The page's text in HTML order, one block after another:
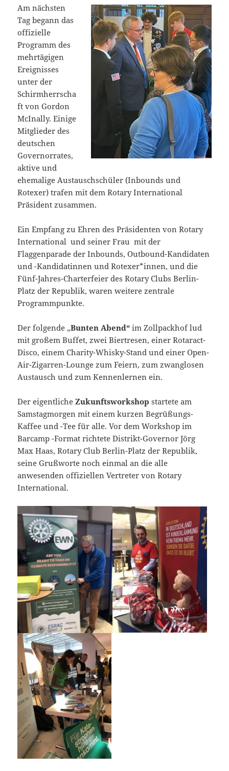
Am nächsten
Tag begann das
offizielle
Programm des
mehrtägigen
Ereignisses
unter der
Schirmherrscha
ft von Gordon
McInally. Einige
Mitglieder des
deutschen
Governorrates,
aktive und
ehemalige Austauschschüler (Inbounds und
Rotexer) trafen mit dem Rotary International
Präsident zusammen.
Ein Empfang zu Ehren des Präsidenten von Rotary
International und seiner Frau mit der
Flaggenparade der Inbounds, Outbound-Kandidaten
und -Kandidatinnen und Rotexer*innen, und die
Fünf-Jahres-Charterfeier des Rotary Clubs Berlin-
Platz der Republik, waren weitere zentrale
Programmpunkte.
Der folgende „Bunten Abend“ im Zollpackhof lud
mit großem Buffet, zwei Biertresen, einer Rotaract-
Disco, einem Charity-Whisky-Stand und einer Open-
Air-Zigarren-Lounge zum Feiern, zum zwanglosen
Austausch und zum Kennenlernen ein.
Der eigentliche Zukunftsworkshop startete am
Samstagmorgen mit einem kurzen Begrüßungs-
Kaffee und -Tee für alle. Vor dem Workshop im
Barcamp -Format richtete Distrikt-Governor Jörg
Max Haas, Rotary Club Berlin-Platz der Republik,
seine Grußworte noch einmal an die alle
anwesenden offiziellen Vertreter von Rotary
International.